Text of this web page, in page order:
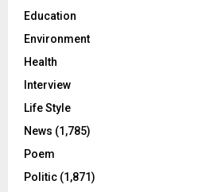
Education
Environment
Health
Interview
Life Style
News (1,785)
Poem
Politic (1,871)